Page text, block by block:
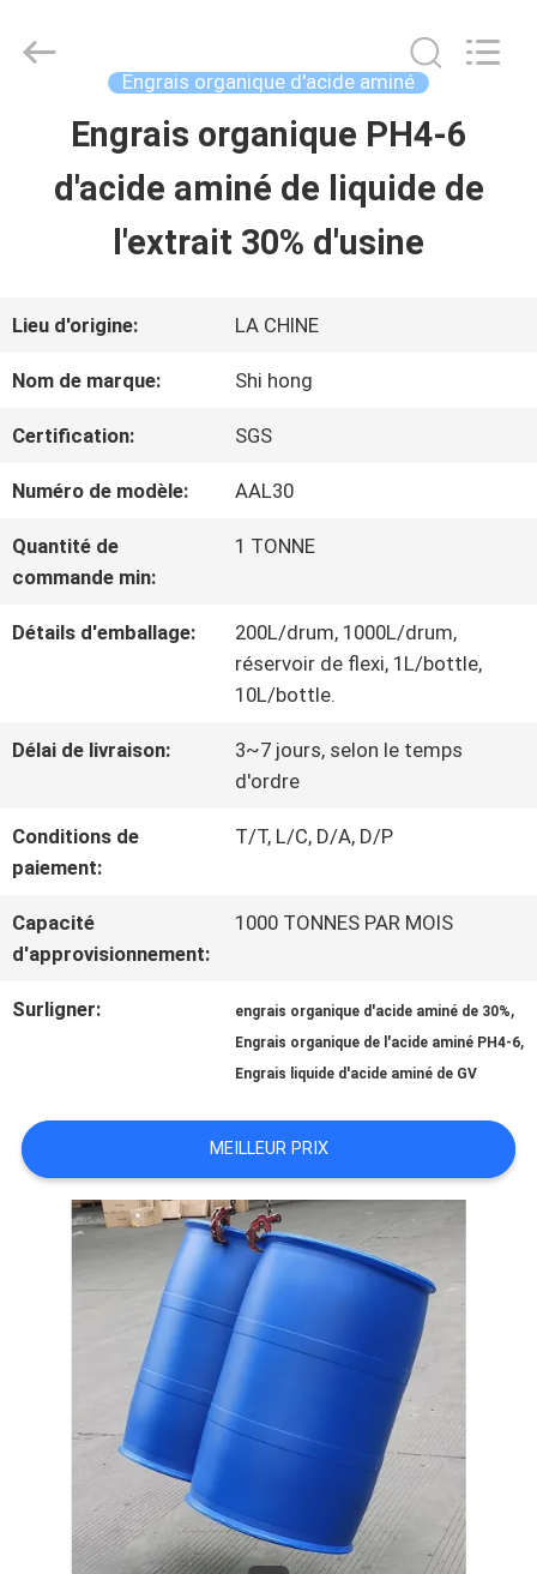
MAISON
PRODUITS
VIDÉOS
DE
NOUS
DE
QUALITÉ
CONTACTEZ-
DEMANDEZ
UNE
CITATION
POLITIQUE
Sichuan
Engrais organique d'acide aminé
Engrais organique PH4-6
d'acide aminé de liquide de
l'extrait 30% d'usine
Lieu d'origine: LA CHINE
Nom de marque: Shi hong
Certification: SGS
Numéro de modèle: AAL30
Quantité de
commande min:
1 TONNE
Détails d'emballage:
200L/drum, 1000L/drum,
réservoir de flexi, 1L/bottle,
10L/bottle.
Délai de livraison:
3~7 jours, selon le temps
d'ordre
Conditions de
paiement:
T/T, L/C, D/A, D/P
Capacité
d'approvisionnement:
1000 TONNES PAR MOIS
Surligner: engrais organique d'acide aminé de 30%,
Engrais organique de l'acide aminé PH4-6,
Engrais liquide d'acide aminé de GV
MEILLEUR PRIX